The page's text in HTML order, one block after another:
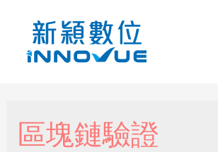
區塊鏈驗證